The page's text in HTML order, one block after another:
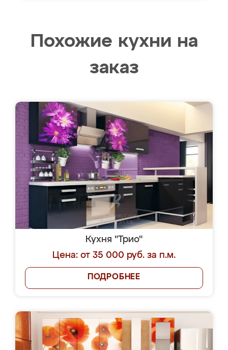
Похожие кухни на
заказ
Кухня "Трио"
Цена: от 35 000 руб. за п.м.
ПОДРОБНЕЕ